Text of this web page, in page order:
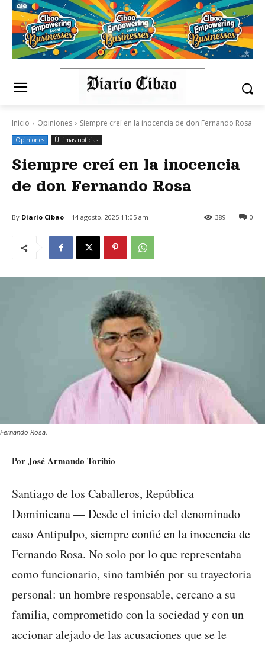
Inicio Opiniones Siempre creí en la inocencia de don Fernando Rosa
Opiniones Últimas noticias
Siempre creí en la inocencia
de don Fernando Rosa
By Diario Cibao 14 agosto, 2025 11:05 am 0
389
Fernando Rosa.
Por José Armando Toribio
Santiago de los Caballeros, República
Dominicana — Desde el inicio del denominado
caso Antipulpo, siempre confié en la inocencia de
Fernando Rosa. No solo por lo que representaba
como funcionario, sino también por su trayectoria
personal: un hombre responsable, cercano a su
familia, comprometido con la sociedad y con un
accionar alejado de las acusaciones que se le